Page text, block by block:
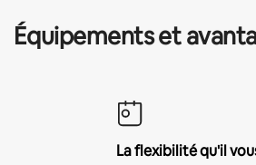
Équipements et
La flexibilité qu'il